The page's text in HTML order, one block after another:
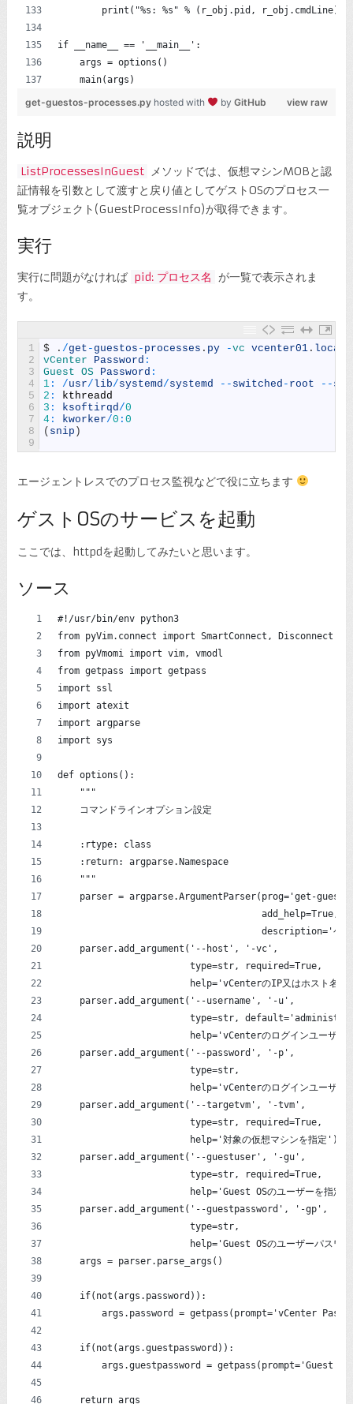
        print("%s: %s" % (r_obj.pid, r_obj.cmdLine))
if __name__ == '__main__':
    args = options()
    main(args)
view raw
get-guestos-processes.py hosted with by GitHub
説明
ListProcessesInGuest メソッドでは、仮想マシンMOBと認
証情報を引数として渡すと戻り値としてゲストOSのプロセス一
覧オブジェクト(GuestProcessInfo)が取得できます。
実行
実行に問題がなければ pid: プロセス名 が一覧で表示されま
す。
1
2
3
4
5
6
7
8
9
$ . /get - guestos - processes . py -vc vcenter01. local
vCenter Password :
Guest OS Password :
1: /usr/lib/systemd /systemd -- switched - root --
2 :
kthreadd
3 : ksoftirqd /0
4: kworker/0 : 0
( snip )
エージェントレスでのプロセス監視などで役に立ちます
ゲストOSのサービスを起動
ここでは、httpdを起動してみたいと思います。
ソース
#!/usr/bin/env python3
from pyVim.connect import SmartConnect, Disconnect
from pyVmomi import vim, vmodl
from getpass import getpass
import ssl
import atexit
import argparse
import sys
def options():
    """
    コマンドラインオプション設定
    :rtype: class
    :return: argparse.Namespace
    """
parser = argparse.ArgumentParser(prog='get-
                                     add_help=True,
description='ゲス
    parser.add_argument('--host', '-vc',
                        type=str, required=True,
                        help='vCenterのIP又はホスト名')
    parser.add_argument('--username', '-u',
type=str,
help='vCenterのログインユーザ
    parser.add_argument('--password', '-p',
                        type=str,
help='vCenterのログインユーザー
    parser.add_argument('--targetvm', '-tvm',
                        type=str, required=True,
                        help='対象の仮想マシンを指定')
    parser.add_argument('--guestuser', '-gu',
                        type=str, required=True,
                        help='Guest OSのユーザーを指定')
    parser.add_argument('--guestpassword', '-gp',
                        type=str,
help='Guest OSのユーザーパスワー
    args = parser.parse_args()
    if(not(args.password)):
args.password = getpass(prompt='vCenter
    if(not(args.guestpassword)):
args.guestpassword = getpass(prompt='Guest OS
    return args